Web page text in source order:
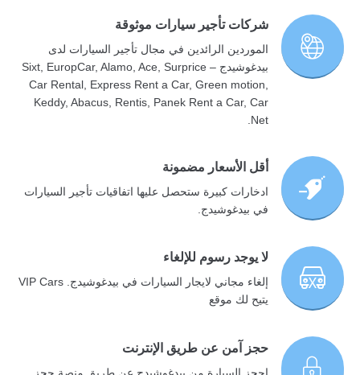
شركات تأجير سيارات موثوقة
الموردين الرائدين في مجال تأجير السيارات لدى
بيدغوشيدج – Sixt, EuropCar, Alamo, Ace, Surprice
Car Rental, Express Rent a Car, Green motion,
Keddy, Abacus, Rentis, Panek Rent a Car, Car
Net.
أقل الأسعار مضمونة
ادخارات كبيرة ستحصل عليها اتفاقيات تأجير السيارات
في بيدغوشيدج.
لا يوجد رسوم للإلغاء
إلغاء مجاني لايجار السيارات في بيدغوشيدج. VIP Cars
يتيح لك موقع
حجز آمن عن طريق الإنترنت
احجز السيارة من بيدغوشيدج عن طريق منصة حجز